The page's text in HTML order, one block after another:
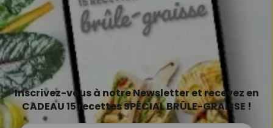
Inscrivez-vous à notre Newsletter et recevez en
CADEAU 15 recettes SPÉCIAL BRÛLE-GRAISSE !